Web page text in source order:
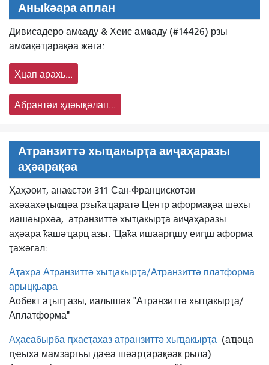
Аныҟәара аплан
Дивисадеро амҩаду & Хеис амҩаду (#14426) рзы
амҩақәҵарақәа жәга:
Ҳцап арахь...
Абрантәи ҳдәықәлап...
Атранзиттә хыҵакырҭа аиҷаҳаразы
аҳәарақәа
Ҳаҳәоит, анаҩстәи 311 Сан-Францискотәи
ахәаахәҭыҩцәа рзыҟаҵаратә Центр аформақәа шәхы
иашәырхәа, атранзиттә хыҵакырҭа аиҷаҳаразы
аҳәара ҟашәҵарц азы. Ҵаҟа ишаарԥшу еиԥш аформа
ҭажәгал:
Аҭахра Атранзиттә хыҵакырҭа/Атранзиттә платформа
арыцқьара
Аобект аҭыԥ азы, иалышәх "Атранзиттә хыҵакырҭа/
Аплатформа"
Аҳасабырба ԥхасҭахаз атранзиттә хыҵакырҭа (аҵәца
ԥҽыха мамзаргьы даҽа шәарҭарақәак рыла)